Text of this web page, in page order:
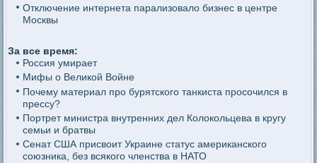
Отключение интернета парализовало бизнес в центре
Москвы
За все время:
Россия умирает
Мифы о Великой Войне
Почему материал про бурятского танкиста просочился в
прессу?
Портрет министра внутренних дел Колокольцева в кругу
семьи и братвы
Сенат США присвоит Украине статус американского
союзника, без всякого членства в НАТО